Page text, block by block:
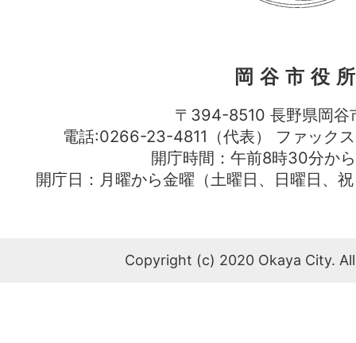
岡谷市役
〒394-8510 長野県岡谷
電話:0266-23-4811（代表） ファッ
開庁時間：午前8時30分か
開庁日：月曜から金曜（土曜日、日曜日、
Copyright (c) 2020 Okaya City.